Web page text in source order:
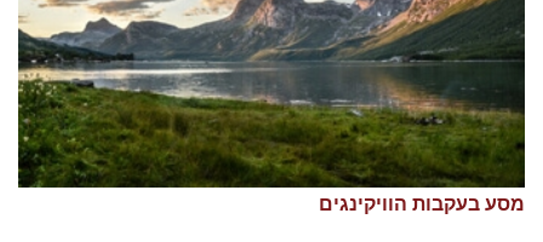
מסע בעקבות הוויקינגים